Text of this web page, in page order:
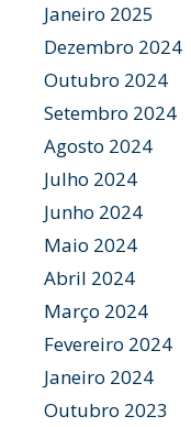
Janeiro 2025
Dezembro 2024
Outubro 2024
Setembro 2024
Agosto 2024
Julho 2024
Junho 2024
Maio 2024
Abril 2024
Março 2024
Fevereiro 2024
Janeiro 2024
Outubro 2023